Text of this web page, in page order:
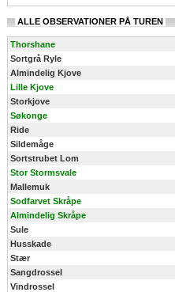
ALLE OBSERVATIONER PÅ TUREN
Thorshane
Sortgrå Ryle
Almindelig Kjove
Lille Kjove
Storkjove
Søkonge
Ride
Sildemåge
Sortstrubet Lom
Stor Stormsvale
Mallemuk
Sodfarvet Skråpe
Almindelig Skråpe
Sule
Husskade
Stær
Sangdrossel
Vindrossel